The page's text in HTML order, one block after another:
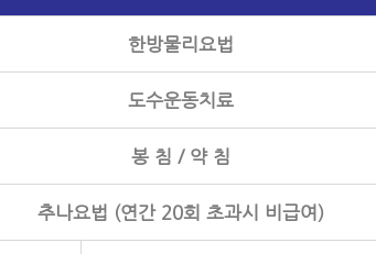
한방물리요법
도수운동치료
봉 침 / 약 침
추나요법 (연간 20회 초과시 비급여)